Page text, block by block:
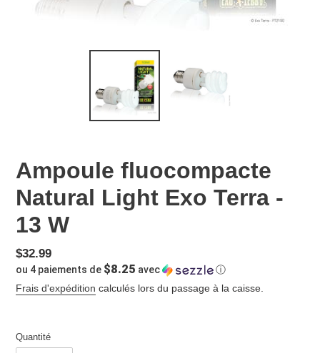
Ampoule fluocompacte
Natural Light Exo Terra -
13 W
Prix
normal
$32.99
ou 4 paiements de $8.25 avec
ⓘ
Frais d'expédition calculés lors du passage à la caisse.
Quantité